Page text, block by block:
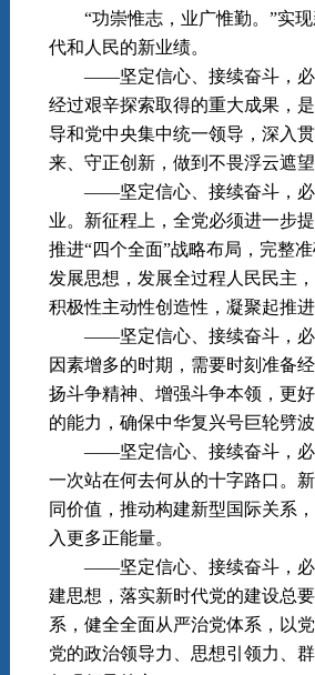
“功崇惟志，业广惟勤。”实现
代和人民的新业绩。
——坚定信心、接续奋斗，必须
经过艰辛探索取得的重大成果，
导和党中央集中统一领导，深入
来、守正创新，做到不畏浮云遮
——坚定信心、接续奋斗，必须
业。新征程上，全党必须进一步
推进“四个全面”战略布局，完整
发展思想，发展全过程人民民主
积极性主动性创造性，凝聚起推
——坚定信心、接续奋斗，必须
因素增多的时期，需要时刻准备
扬斗争精神、增强斗争本领，更
的能力，确保中华复兴号巨轮劈
——坚定信心、接续奋斗，必须
一次站在何去何从的十字路口。
同价值，推动构建新型国际关系
入更多正能量。
——坚定信心、接续奋斗，必须
建思想，落实新时代党的建设总
系，健全全面从严治党体系，以
党的政治领导力、思想引领力、